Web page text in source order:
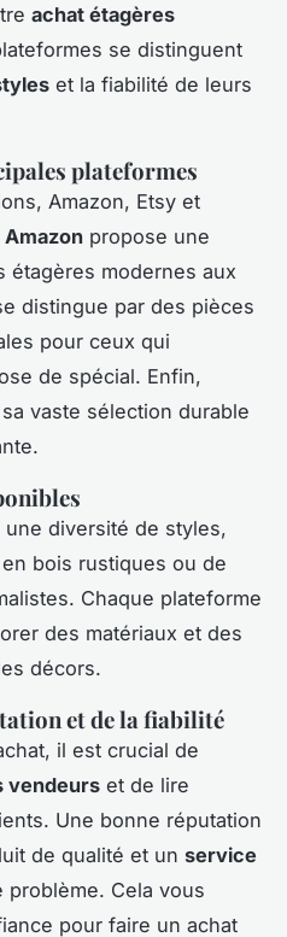
achat étagères
se distinguent
et la fiabilité de leurs
plateformes
Amazon, Etsy et
Amazon propose une
étagères modernes aux
distingue par des pièces
pour ceux qui
de spécial. Enfin,
vaste sélection durable
diversité de styles,
en bois rustiques ou de
Chaque plateforme
des matériaux et des
décors.
et de la fiabilité
il est crucial de
vendeurs et de lire
Une bonne réputation
de qualité et un service
Cela vous
pour faire un achat